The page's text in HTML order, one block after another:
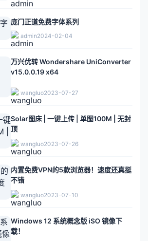
庞门正道免费字体系列
admin2024-02-04
万兴优转 Wondershare UniConverter
v15.0.0.19 x64
wangluo2023-07-27
Solar图床 | 一键上传 | 单图100M | 无封
顶
wangluo2023-07-26
内置免费VPN的5款浏览器！速度还真挺
不错
wangluo2023-07-10
Windows 12 系统概念版 iSO 镜像下
载！